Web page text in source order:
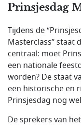
Prinsjesdag
Tijdens de
Masterclass” staat
centraal: moet
een nationale
worden? De staat
een historische en
Prinsjesdag nog
De sprekers van